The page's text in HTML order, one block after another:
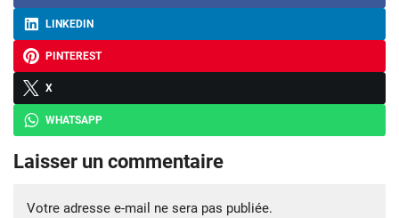
LINKEDIN
PINTEREST
X
WHATSAPP
Laisser un commentaire
Votre adresse e-mail ne sera pas publiée.